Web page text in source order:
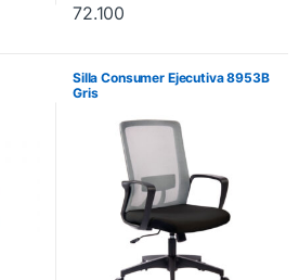
72.100
Silla Consumer Ejecutiva 8953B
Gris